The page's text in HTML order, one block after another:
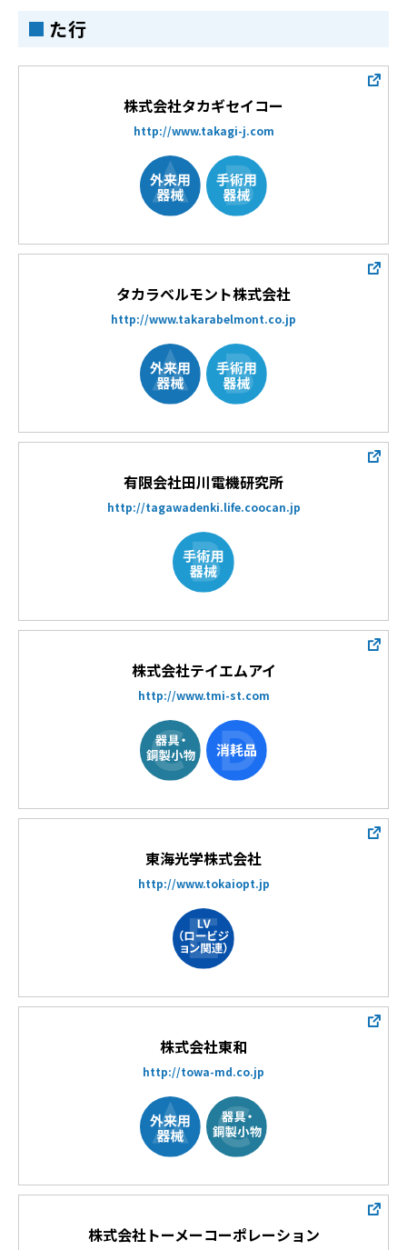
た行
株式会社タカギセイコー
http://www.takagi-j.com
タカラベルモント株式会社
http://www.takarabelmont.co.jp
有限会社田川電機研究所
http://tagawadenki.life.coocan.jp
株式会社テイエムアイ
http://www.tmi-st.com
東海光学株式会社
http://www.tokaiopt.jp
株式会社東和
http://towa-md.co.jp
株式会社トーメーコーポレーション